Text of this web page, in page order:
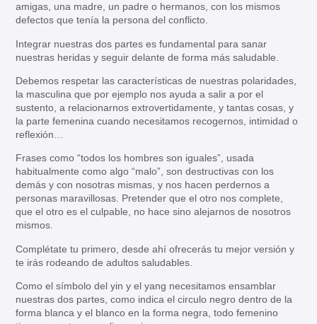
amigas, una madre, un padre o hermanos, con los mismos
defectos que tenía la persona del conflicto.
Integrar nuestras dos partes es fundamental para sanar
nuestras heridas y seguir delante de forma más saludable.
Debemos respetar las características de nuestras polaridades,
la masculina que por ejemplo nos ayuda a salir a por el
sustento, a relacionarnos extrovertidamente, y tantas cosas, y
la parte femenina cuando necesitamos recogernos, intimidad o
reflexión…
Frases como “todos los hombres son iguales”, usada
habitualmente como algo “malo”, son destructivas con los
demás y con nosotras mismas, y nos hacen perdernos a
personas maravillosas. Pretender que el otro nos complete,
que el otro es el culpable, no hace sino alejarnos de nosotros
mismos.
Complétate tu primero, desde ahí ofrecerás tu mejor versión y
te irás rodeando de adultos saludables.
Como el símbolo del yin y el yang necesitamos ensamblar
nuestras dos partes, como indica el circulo negro dentro de la
forma blanca y el blanco en la forma negra, todo femenino